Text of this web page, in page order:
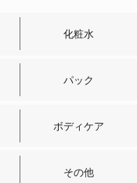
化粧水
パック
ボディケア
その他